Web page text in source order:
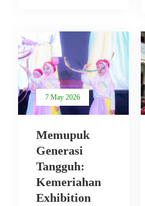
7 May 2026
Memupuk
Generasi
Tangguh:
Kemeriahan
Exhibition